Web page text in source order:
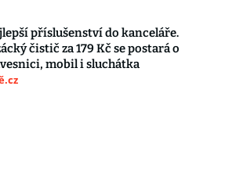
příslušenství do kanceláře.
čistič za 179 Kč se postará o
mobil i sluchátka